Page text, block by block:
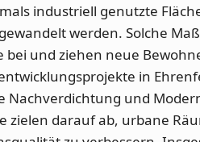
industriell genutzte
werden. Solche
und ziehen neue
in
Nachverdichtung und
zielen darauf ab, urbane